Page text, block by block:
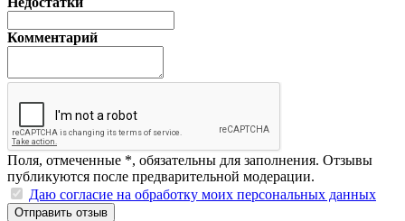
Комментарий
Поля, отмеченные *, обязательны для заполнения. Отзывы
публикуются после предварительной модерации.
Даю согласие на обработку моих персональных данных
Отправить отзыв